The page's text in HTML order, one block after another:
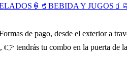
🥤BEBIDA Y JUGOS🧃
de pago, desde el exterior a
tendrás tu combo en la puerta de